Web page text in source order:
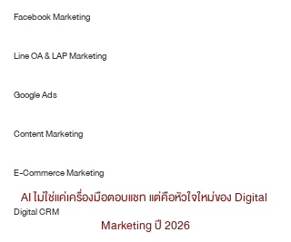
Facebook Marketing
Line OA & LAP Marketing
Google Ads
Content Marketing
E-Commerce Marketing
Digital CRM
AI ไม่ใช่แค่เครื่องมือตอบแชท แต่คือหัวใจใหม่ของ Digital
Marketing ปี 2026